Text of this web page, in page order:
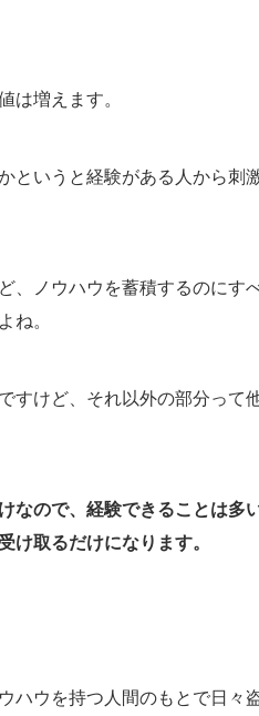
は増えます。
というと経験がある人から刺
、ノウハウを蓄積するのにす
ね。
すけど、それ以外の部分って
なので、経験できることは多
け取るだけになります。
ハウを持つ人間のもとで日々